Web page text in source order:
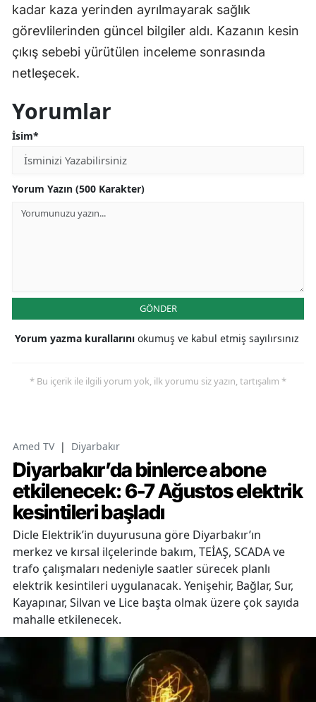
kadar kaza yerinden ayrılmayarak sağlık
görevlilerinden güncel bilgiler aldı. Kazanın kesin
çıkış sebebi yürütülen inceleme sonrasında
netleşecek.
Yorumlar
İsim*
Yorum Yazın (500 Karakter)
GÖNDER
Yorum yazma kurallarını okumuş ve kabul etmiş sayılırsınız
* Bu içerik ile ilgili yorum yok, ilk yorumu siz yazın, tartışalım *
Amed TV | Diyarbakır
Diyarbakır’da binlerce abone
etkilenecek: 6-7 Ağustos elektrik
kesintileri başladı
Dicle Elektrik’in duyurusuna göre Diyarbakır’ın
merkez ve kırsal ilçelerinde bakım, TEİAŞ, SCADA ve
trafo çalışmaları nedeniyle saatler sürecek planlı
elektrik kesintileri uygulanacak. Yenişehir, Bağlar, Sur,
Kayapınar, Silvan ve Lice başta olmak üzere çok sayıda
mahalle etkilenecek.